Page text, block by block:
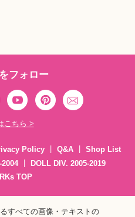
フォロー
こちら >
Policy Q&A
Shop List
DOLL DIV. 2005-2019
TOP
すべての画像・テキストの